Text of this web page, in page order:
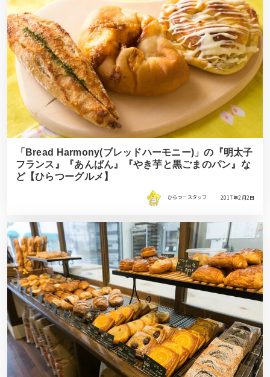
「Bread Harmony(ブレッドハーモニー)」の『明太子
フランス』『あんぱん』『やき芋と黒ごまのパン』な
ど【ひらつーグルメ】
ひらつースタッフ 2017年2月2日